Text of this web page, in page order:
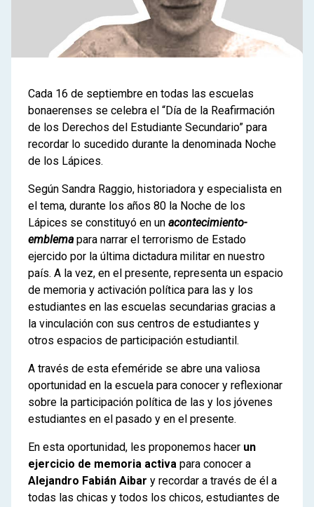
Cada 16 de septiembre en todas las escuelas
bonaerenses se celebra el “Día de la Reafirmación
de los Derechos del Estudiante Secundario” para
recordar lo sucedido durante la denominada Noche
de los Lápices.
Según Sandra Raggio, historiadora y especialista en
el tema, durante los años 80 la Noche de los
Lápices se constituyó en un acontecimiento-
emblemapara narrar el terrorismo de Estado
ejercido por la última dictadura militar en nuestro
país. A la vez, en el presente, representa un espacio
de memoria y activación política para las y los
estudiantes en las escuelas secundarias gracias a
la vinculación con sus centros de estudiantes y
otros espacios de participación estudiantil.
A través de esta efeméride se abre una valiosa
oportunidad en la escuela para conocer y reflexionar
sobre la participación política de las y los jóvenes
estudiantes en el pasado y en el presente.
En esta oportunidad, les proponemos hacer un
ejercicio de memoria activa para conocer a
Alejandro Fabián Aibar y recordar a través de él a
todas las chicas y todos los chicos, estudiantes de